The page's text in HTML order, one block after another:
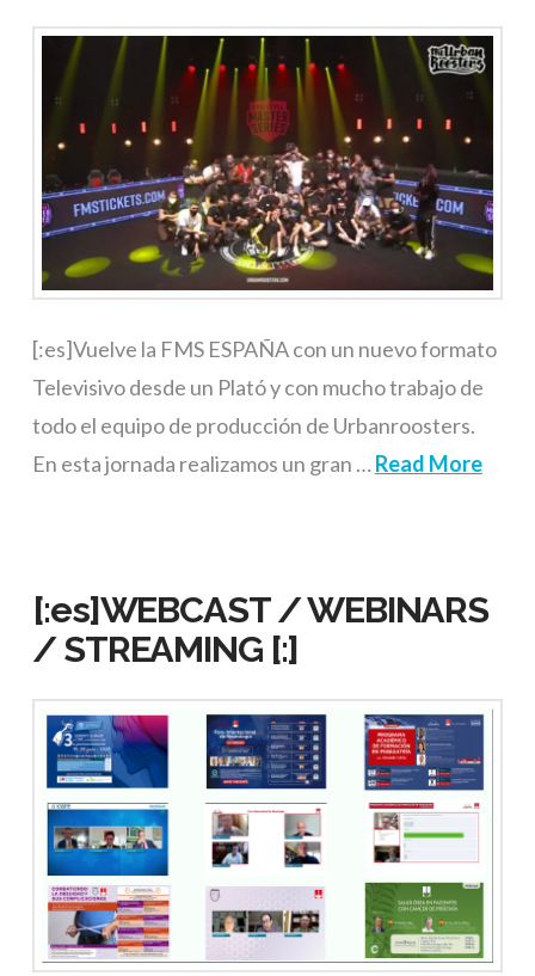
[:es]Vuelve la FMS ESPAÑA con un nuevo formato
Televisivo desde un Plató y con mucho trabajo de
todo el equipo de producción de Urbanroosters.
En esta jornada realizamos un gran … Read More
[:es]WEBCAST / WEBINARS
/ STREAMING [:]